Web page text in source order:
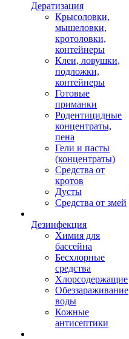
Дератизация
Крысоловки,
мышеловки,
кротоловки,
контейнеры
Клеи, ловушки,
подложки,
контейнеры
Готовые
приманки
Родентицидные
концентраты,
пена
Гели и пасты
(концентраты)
Средства от
кротов
Дусты
Средства от змей
Дезинфекция
Химия для
бассейна
Бесхлорные
средства
Хлорсодержащие
Обеззараживание
воды
Кожные
антисептики